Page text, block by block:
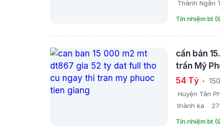
Thành Ngân
Tín nhiệm bt
cấn bán
trấn Mỹ
54 Tỷ
Huyện Tân
thành ka
Tín nhiệm bt